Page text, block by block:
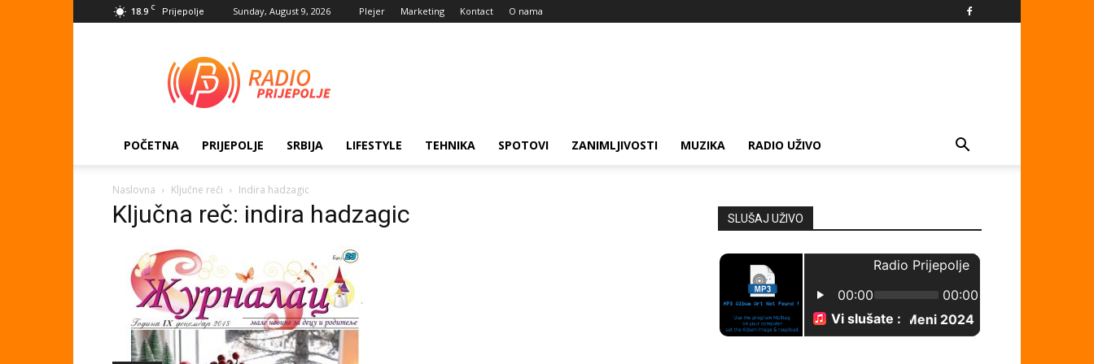
18.9 C Prijepolje Sunday, August 9, 2026 Plejer Marketing Kontact O nama
Prijepolje
POČETNA PRIJEPOLJE SRBIJA LIFESTYLE TEHNIKA SPOTOVI ZANIMLJIVOSTI MUZIKA RADIO UŽIVO
Naslovna Ključne reči Indira hadzagic
Ključna reč: indira hadzagic SLUŠAJ UŽIVO